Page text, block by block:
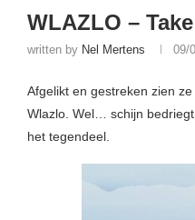
WLAZLO –
written by Nel Mertens 09/
Afgelikt en gestreken zien
Wlazlo. Wel… schijn
het tegendeel.